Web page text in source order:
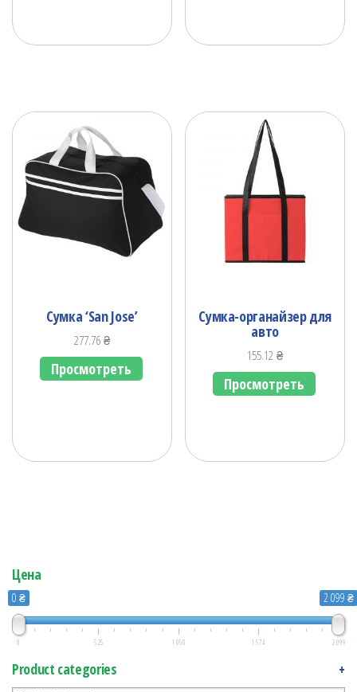
Сумка ‘San Jose’
277.76₴
Просмотреть
Сумка-органайзер для
авто
155.12₴
Просмотреть
Цена
0 ₴ 2 099 ₴
0 525 1 050 1 574 2 099
Product categories +